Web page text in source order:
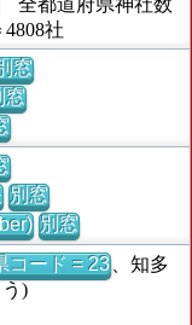
社
窓
窓
別窓
別窓
コード = 23、知多
)